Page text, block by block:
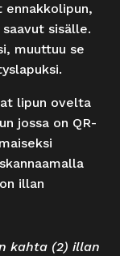
ennakkolipun,
sisälle.
muuttuu se
lipun ovelta
jossa on QR-
illan
kahta (2) illan